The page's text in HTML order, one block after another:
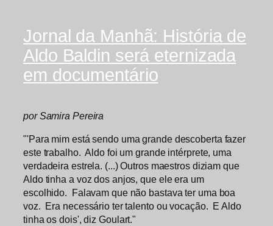
Jornal da Manhã: História de
Aldo Baldin será eternizada
em documentário
por Samira Pereira
"'Para mim está sendo uma grande descoberta fazer
este trabalho. Aldo foi um grande intérprete, uma
verdadeira estrela. (...) Outros maestros diziam que
Aldo tinha a voz dos anjos, que ele era um
escolhido. Falavam que não bastava ter uma boa
voz. Era necessário ter talento ou vocação. E Aldo
tinha os dois', diz Goulart."